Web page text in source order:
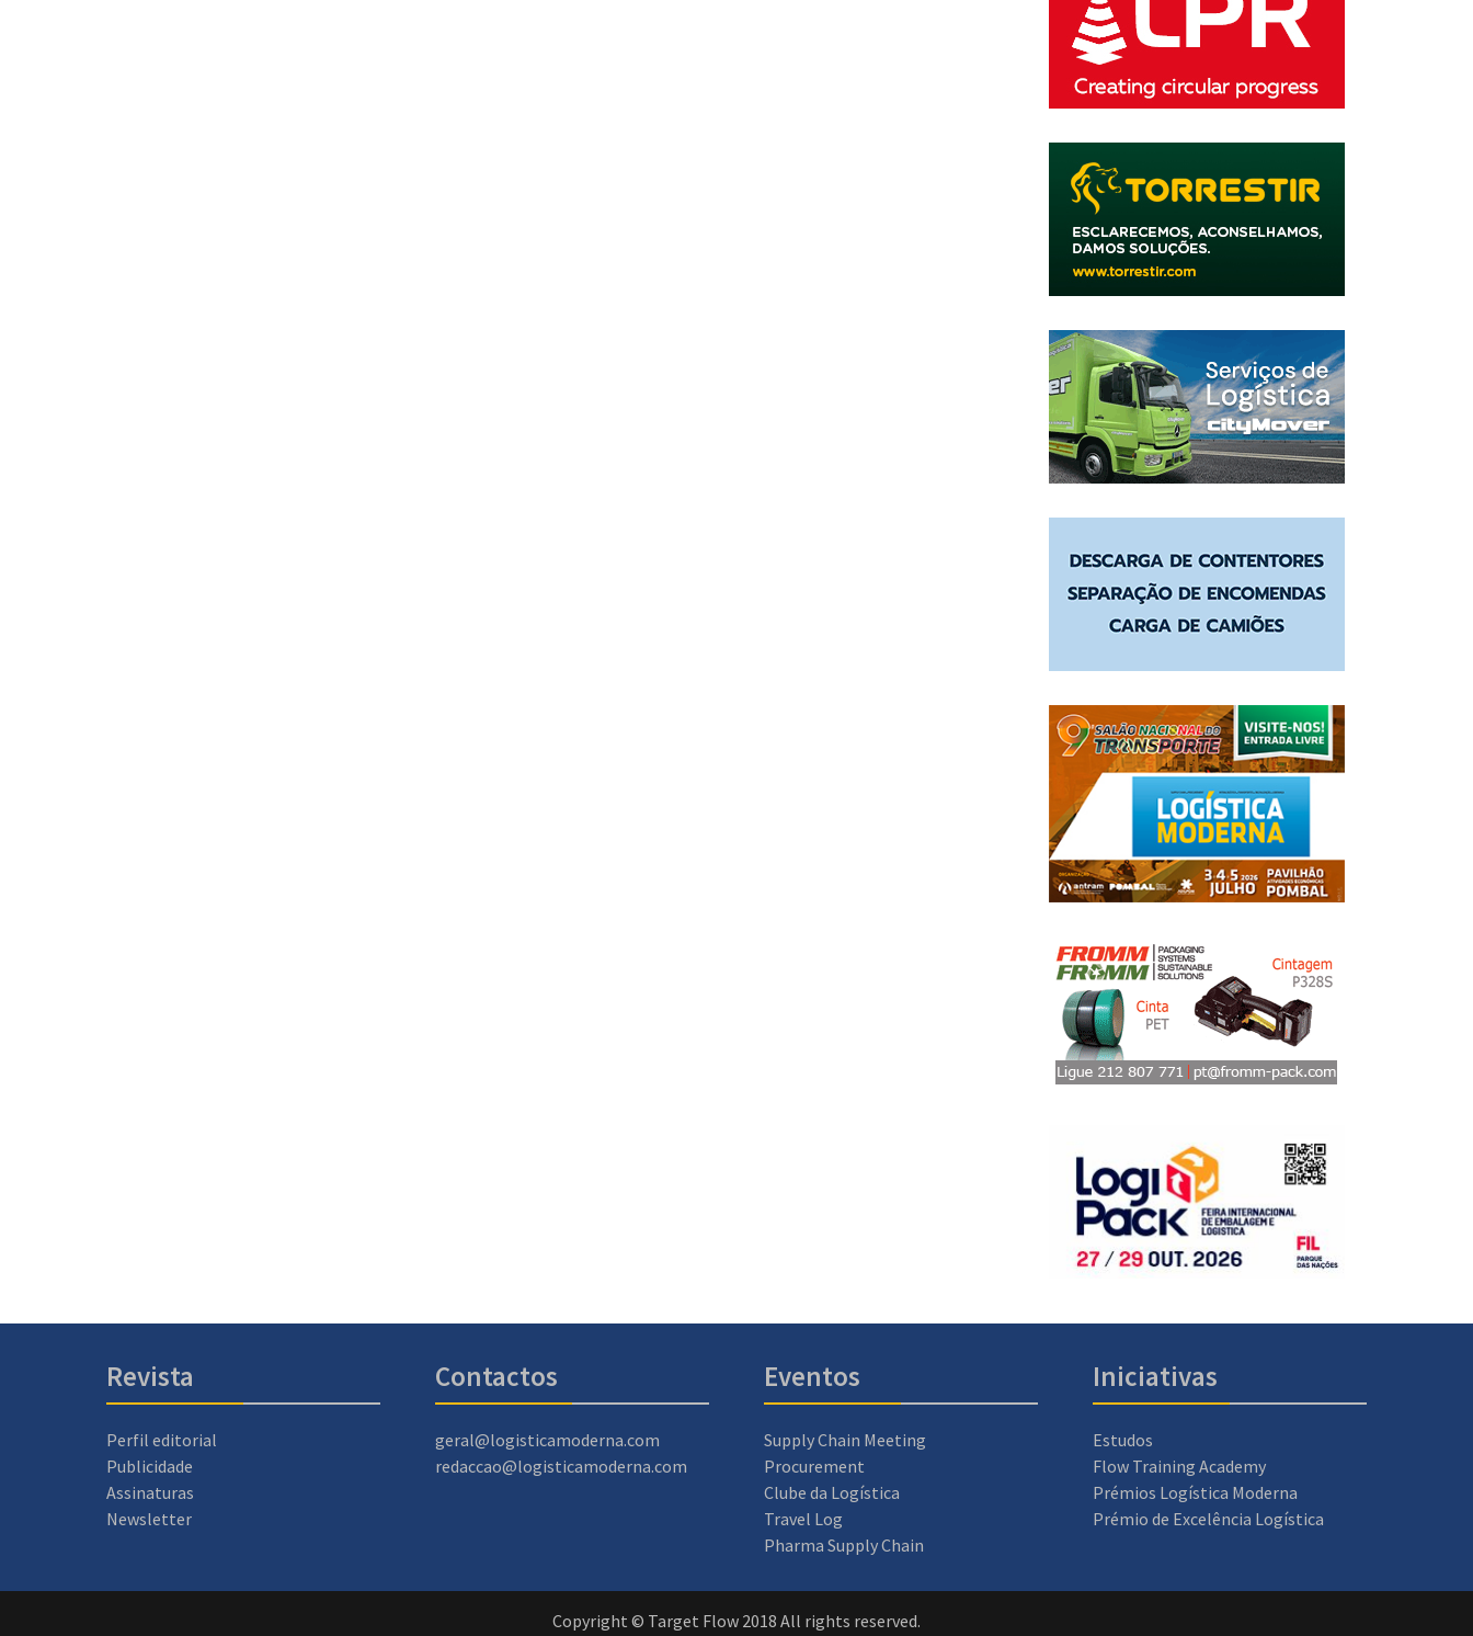
Revista
Perfil editorial
Publicidade
Assinaturas
Newsletter
Contactos
geral@logisticamoderna.com
redaccao@logisticamoderna.com
Eventos
Supply Chain Meeting
Procurement
Clube da Logística
Travel Log
Pharma Supply Chain
Iniciativas
Estudos
Flow Training Academy
Prémios Logística Moderna
Prémio de Excelência Logística
Copyright © Target Flow 2018 All rights reserved.